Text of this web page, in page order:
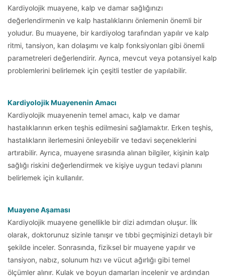
Kardiyolojik muayene, kalp ve damar sağlığınızı
değerlendirmenin ve kalp hastalıklarını önlemenin önemli bir
yoludur. Bu muayene, bir kardiyolog tarafından yapılır ve kalp
ritmi, tansiyon, kan dolaşımı ve kalp fonksiyonları gibi önemli
parametreleri değerlendirir. Ayrıca, mevcut veya potansiyel kalp
problemlerini belirlemek için çeşitli testler de yapılabilir.
Kardiyolojik Muayenenin Amacı
Kardiyolojik muayenenin temel amacı, kalp ve damar
hastalıklarının erken teşhis edilmesini sağlamaktır. Erken teşhis,
hastalıkların ilerlemesini önleyebilir ve tedavi seçeneklerini
artırabilir. Ayrıca, muayene sırasında alınan bilgiler, kişinin kalp
sağlığı riskini değerlendirmek ve kişiye uygun tedavi planını
belirlemek için kullanılır.
Muayene Aşaması
Kardiyolojik muayene genellikle bir dizi adımdan oluşur. İlk
olarak, doktorunuz sizinle tanışır ve tıbbi geçmişinizi detaylı bir
şekilde inceler. Sonrasında, fiziksel bir muayene yapılır ve
tansiyon, nabız, solunum hızı ve vücut ağırlığı gibi temel
ölçümler alınır. Kulak ve boyun damarları incelenir ve ardından